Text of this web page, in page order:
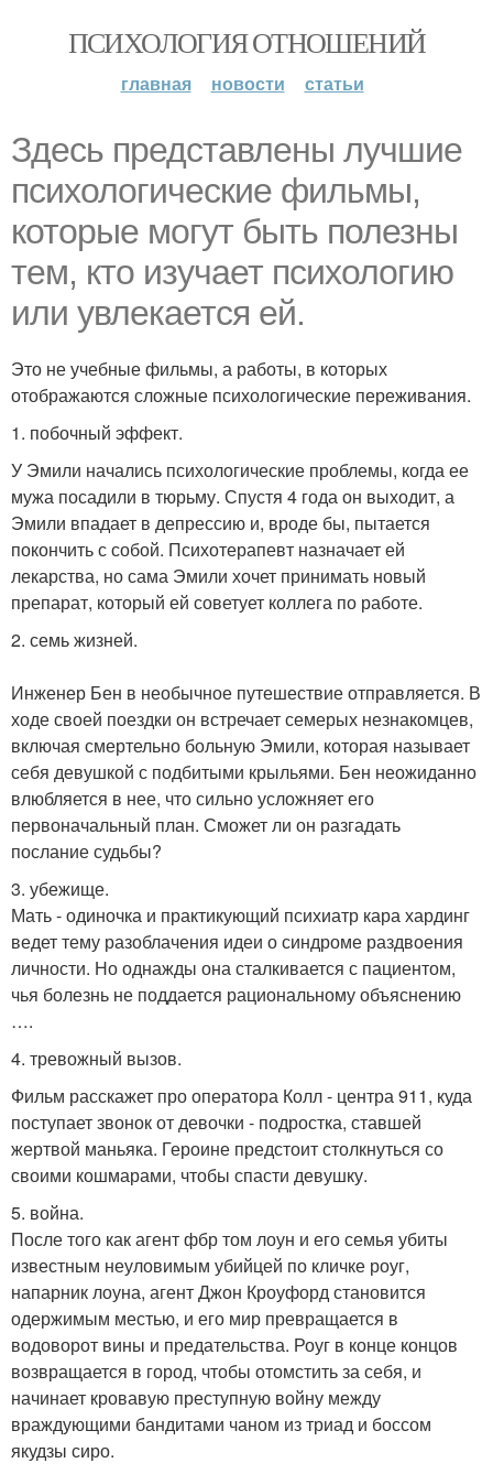
ПСИХОЛОГИЯ ОТНОШЕНИЙ
главная новости статьи
Здесь представлены лучшие
психологические фильмы,
которые могут быть полезны
тем, кто изучает психологию
или увлекается ей.
Это не учебные фильмы, а работы, в которых
отображаются сложные психологические переживания.
1. побочный эффект.
У Эмили начались психологические проблемы, когда ее
мужа посадили в тюрьму. Спустя 4 года он выходит, а
Эмили впадает в депрессию и, вроде бы, пытается
покончить с собой. Психотерапевт назначает ей
лекарства, но сама Эмили хочет принимать новый
препарат, который ей советует коллега по работе.
2. семь жизней.
Инженер Бен в необычное путешествие отправляется. В
ходе своей поездки он встречает семерых незнакомцев,
включая смертельно больную Эмили, которая называет
себя девушкой с подбитыми крыльями. Бен неожиданно
влюбляется в нее, что сильно усложняет его
первоначальный план. Сможет ли он разгадать
послание судьбы?
3. убежище.
Мать - одиночка и практикующий психиатр кара хардинг
ведет тему разоблачения идеи о синдроме раздвоения
личности. Но однажды она сталкивается с пациентом,
чья болезнь не поддается рациональному объяснению
….
4. тревожный вызов.
Фильм расскажет про оператора Колл - центра 911, куда
поступает звонок от девочки - подростка, ставшей
жертвой маньяка. Героине предстоит столкнуться со
своими кошмарами, чтобы спасти девушку.
5. война.
После того как агент фбр том лоун и его семья убиты
известным неуловимым убийцей по кличке роуг,
напарник лоуна, агент Джон Кроуфорд становится
одержимым местью, и его мир превращается в
водоворот вины и предательства. Роуг в конце концов
возвращается в город, чтобы отомстить за себя, и
начинает кровавую преступную войну между
враждующими бандитами чаном из триад и боссом
якудзы сиро.